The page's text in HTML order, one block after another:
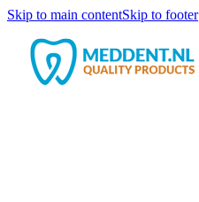
Skip to main contentSkip to footer